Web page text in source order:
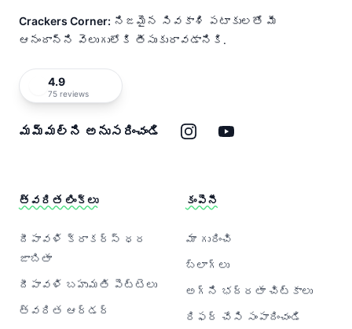
Crackers Corner: నిజమైన సివకాశి పటాకులతో మీ
ఆనందాన్ని వెలుగులోకి తీసుకురావడానికి.
4.9
75 reviews
మమ్మల్ని అనుసరించండి ఇన్‌స్టాగ్రామ్
యూట్యూబ్
త్వరిత లింక్‌లు
దీపావళి క్రాకర్‌స్ ధర
జాబితా
దీపావళి బహుమతి పెట్టెలు
త్వరిత ఆర్డర్
కంపెనీ
మా గురించి
బ్లాగ్‌లు
అగ్ని భద్రతా చిట్కాలు
రిఫర్ చేసి సంపాదించండి